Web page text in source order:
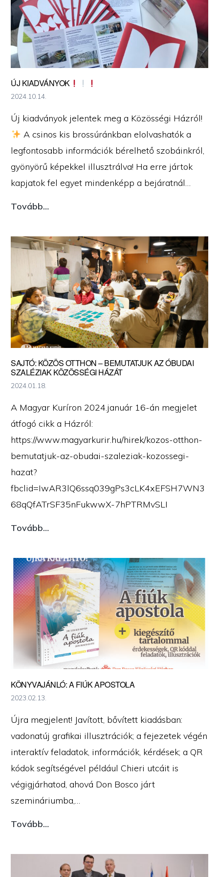
ÚJ KIADVÁNYOK
2024.10.14.
Új kiadványok jelentek meg a Közösségi Házról!
A csinos kis brossúránkban elolvashatók a
legfontosabb információk bérelhető szobáinkról,
gyönyörű képekkel illusztrálva! Ha erre jártok
kapjatok fel egyet mindenképp a bejáratnál…
Tovább…Új
SAJTÓ: KÖZÖS OTTHON – BEMUTATJUK AZ ÓBUDAI
SZALÉZIAK KÖZÖSSÉGI HÁZÁT
2024.01.18.
A Magyar Kuríron 2024.január 16-án megjelet
átfogó cikk a Házról:
https://www.magyarkurir.hu/hirek/kozos-otthon-
bemutatjuk-az-obudai-szaleziak-kozossegi-
hazat?
fbclid=IwAR3lQ6ssq039gPs3cLK4xEFSH7WN3
68qQfATrSF35nFukwwX-7hPTRMvSLI
Tovább…SAJTÓ:
otthon
–
Bemutatjuk
az
óbudai
szaléziak
közösségi
házát
KÖNYVAJÁNLÓ: A FIÚK APOSTOLA
2023.02.13.
Újra megjelent! Javított, bővített kiadásban:
vadonatúj grafikai illusztrációk; a fejezetek végén
interaktív feladatok, információk, kérdések; a QR
kódok segítségével például Chieri utcáit is
végigjárhatod, ahová Don Bosco járt
szemináriumba,…
Tovább…Könyvajánló:
FIÚK
APOSTOLA